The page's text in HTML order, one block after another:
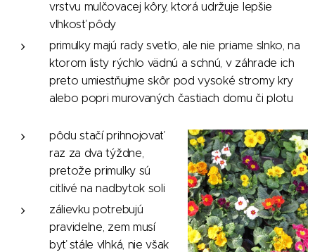
vrstvu mulčovacej kôry, ktorá udržuje lepšie
vlhkosť pôdy
primulky majú rady svetlo, ale nie priame slnko, na
ktorom listy rýchlo vädnú a schnú, v záhrade ich
preto umiestňujme skôr pod vysoké stromy kry
alebo popri murovaných častiach domu či plotu
pôdu stačí prihnojovať
raz za dva týždne,
pretože primulky sú
citlivé na nadbytok soli
zálievku potrebujú
pravidelne, zem musí
byť stále vlhká, nie však